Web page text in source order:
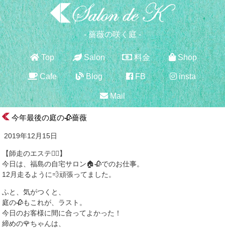
- 薔薇の咲く庭 -
Top Salon 料金 Shop
Cafe Blog FB insta
Mail
今年最後の庭の🥀薔薇
2019年12月15日
【師走のエステ💆‍♀️】
今日は、福島の自宅サロン🏠🥀でのお仕事。
12月走るように💨頑張ってました。
ふと、気がつくと、
庭の🥀もこれが、ラスト。
今日のお客様に間に合ってよかった！
締めの🌹ちゃんは、